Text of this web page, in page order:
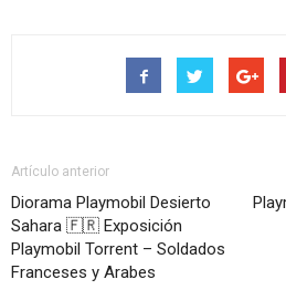
Artículo anterior
Diorama Playmobil Desierto
Sahara 🇫🇷 Exposición
Playmobil Torrent – Soldados
Franceses y Arabes